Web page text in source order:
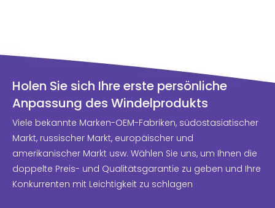
Holen Sie sich Ihre erste persönliche
Anpassung des Windelprodukts
Viele bekannte Marken-OEM-Fabriken, südostasiatischer
Markt, russischer Markt, europäischer und
amerikanischer Markt usw. Wählen Sie uns, um Ihnen die
doppelte Preis- und Qualitätsgarantie zu geben und Ihre
Konkurrenten mit Leichtigkeit zu schlagen